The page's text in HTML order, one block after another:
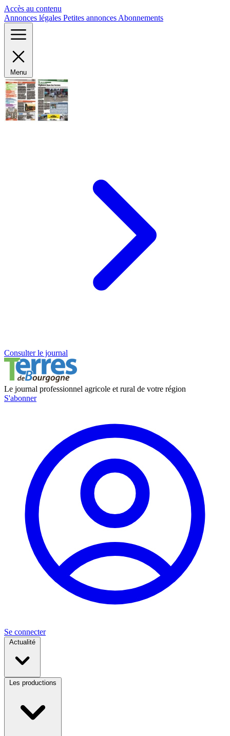
Accès au contenu
Annonces légales Petites annonces Abonnements
Menu
Consulter le journal
Le journal professionnel agricole et rural de votre région
S'abonner
Se connecter
Actualité
Les productions
Panneau de gestion des cookies